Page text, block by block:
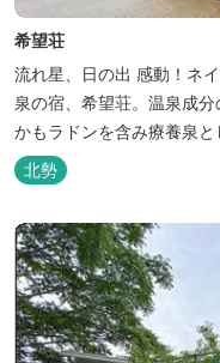
希望荘
流れ星、日の出 感動！ネ
泉の宿、希望荘。温泉成
かもラドンを含み療養泉
に、ご宿泊はもちろん日帰
気浴ラドンの泉も新たに
北勢